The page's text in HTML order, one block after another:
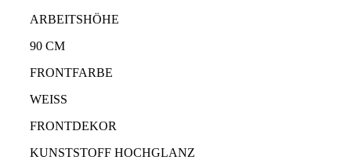
ARBEITSHÖHE
90 CM
FRONTFARBE
WEISS
FRONTDEKOR
KUNSTSTOFF HOCHGLANZ